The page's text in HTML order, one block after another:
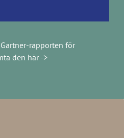
rapporten för
den här ->